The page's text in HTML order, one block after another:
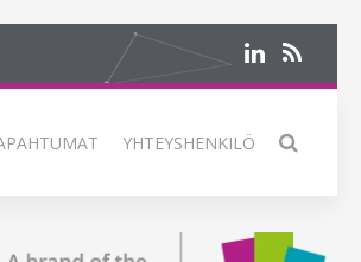
YHTEYSHENKILÖ